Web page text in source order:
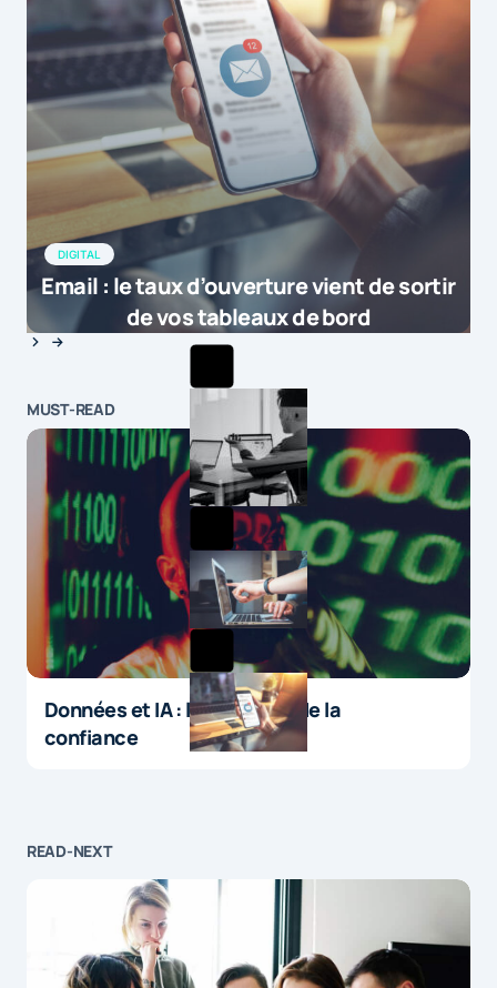
DIGITAL
Email : le taux d’ouverture vient de sortir
de vos tableaux de bord
MUST-READ
Données et IA : le paradoxe de la
confiance
READ-NEXT